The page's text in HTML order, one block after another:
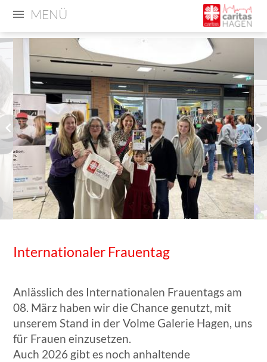
MENÜ
Internationaler Frauentag
Anlässlich des Internationalen Frauentags am
08. März haben wir die Chance genutzt, mit
unserem Stand in der Volme Galerie Hagen, uns
für Frauen einzusetzen.
Auch 2026 gibt es noch anhaltende